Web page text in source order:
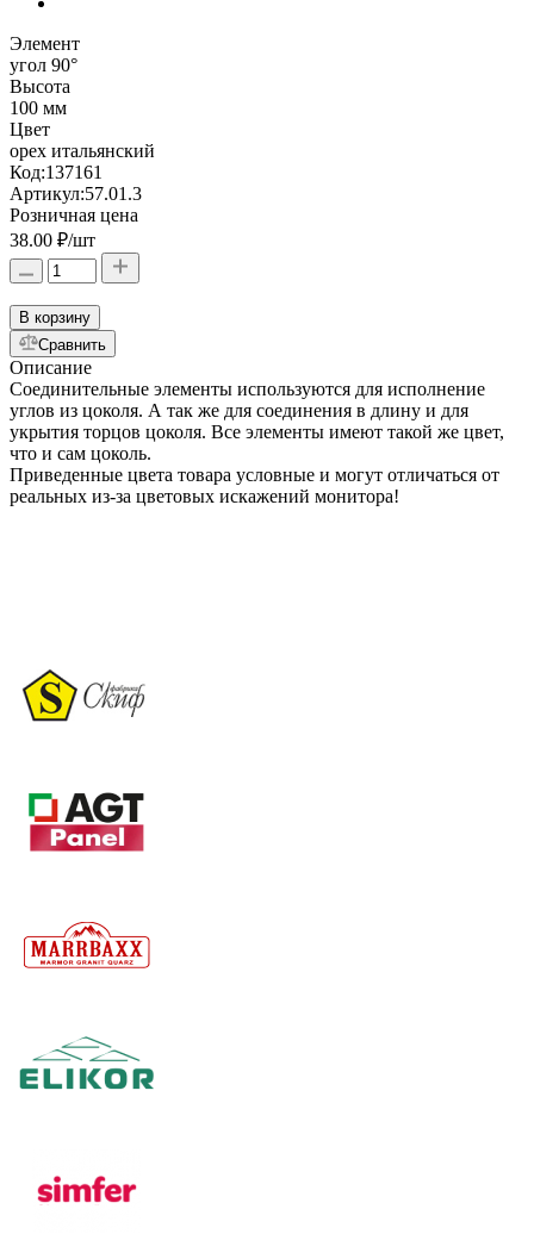
Элемент
угол 90°
Высота
100 мм
Цвет
орех итальянский
Код:137161
Артикул:57.01.3
Розничная цена
38.00 ₽/шт
В корзину
Сравнить
Описание
Соединительные элементы используются для исполнение
углов из цоколя. А так же для соединения в длину и для
укрытия торцов цоколя. Все элементы имеют такой же цвет,
что и сам цоколь.
Приведенные цвета товара условные и могут отличаться от
реальных из-за цветовых искажений монитора!